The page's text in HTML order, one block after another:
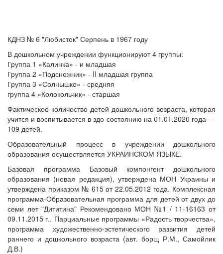
КДНЗ № 6 "Любисток" Серпень в 1967 году
В дошкольном учреждении функционируют 4 группы:
Группа 1 «Калинка» - и младшая
Группа 2 «Подснежник» - II младшая группа
Группа 3 «Солнышко» - средняя
группа 4 «Колокольчик» - старшая
Фактическое количество детей дошкольного возраста, которая
учится и воспитывается в здо состоянию на 01.01.2020 года ---
109 детей.
Образовательный процесс в учреждении дошкольного
образования осуществляется УКРАИНСКОМ ЯЗЫКЕ.
Базовая программа Базовый компонгент дошкольного
образования (новая редакция), утверждена МОН Украины и
утверждена приказом № 615 от 22.05.2012 года. Комплексная
программа-Образовательная программа для детей от двух до
семи лет "Дититина" Рекомендовано МОН №1 / 11-16163 от
09.11.2015 г.. Парциальные программы «Радость творчества»,
программа художественно-эстетического развития детей
раннего и дошкольного возраста (авт. борщ Р.М., Самойлик
Д.В.)